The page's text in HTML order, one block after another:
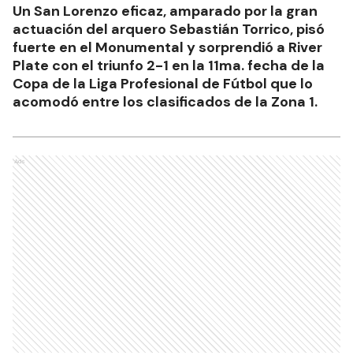
Un San Lorenzo eficaz, amparado por la gran
actuación del arquero Sebastián Torrico, pisó
fuerte en el Monumental y sorprendió a River
Plate con el triunfo 2-1 en la 11ma. fecha de la
Copa de la Liga Profesional de Fútbol que lo
acomodó entre los clasificados de la Zona 1.
Ads